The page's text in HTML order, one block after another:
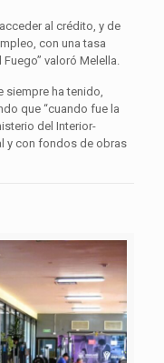
al crédito, y de
con una tasa
valoró Melella.
siempre ha tenido,
que “cuando fue la
del Interior-
y con fondos de obras